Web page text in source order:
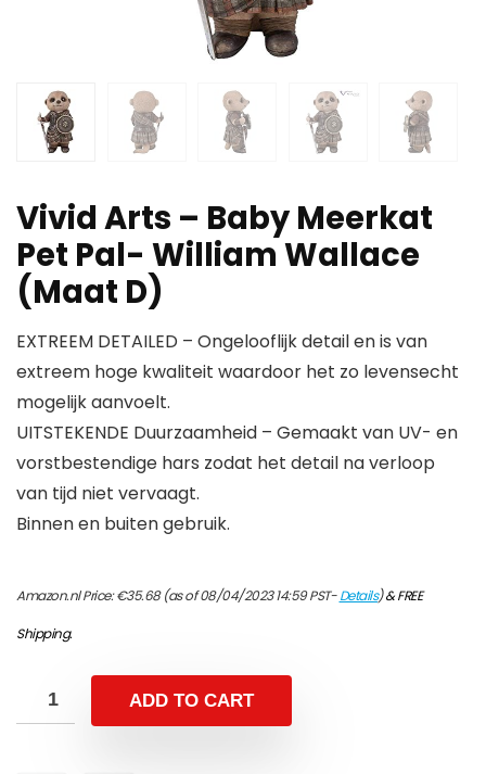
Vivid Arts – Baby Meerkat
Pet Pal- William Wallace
(Maat D)
EXTREEM DETAILED – Ongelooflijk detail en is van
extreem hoge kwaliteit waardoor het zo levensecht
mogelijk aanvoelt.
UITSTEKENDE Duurzaamheid – Gemaakt van UV- en
vorstbestendige hars zodat het detail na verloop
van tijd niet vervaagt.
Binnen en buiten gebruik.
Amazon.nl Price:€35.68(as of 08/04/2023 14:59 PST-Details)&FREE
Shipping.
ADD TO CART